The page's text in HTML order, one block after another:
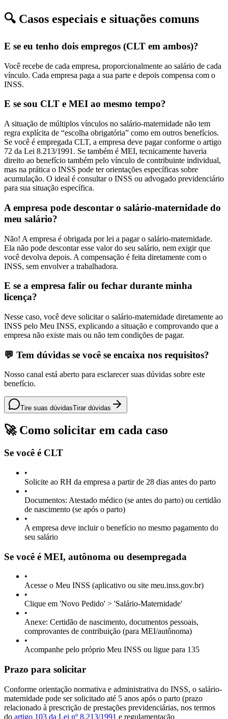
🔍 Casos especiais e situações comuns
E se eu tenho dois empregos (CLT em ambos)?
Você recebe de cada empresa, proporcionalmente ao salário de cada
vínculo. Cada empresa paga a sua parte e depois compensa com o
INSS.
E se sou CLT e MEI ao mesmo tempo?
A situação de múltiplos vínculos no salário-maternidade não tem
regra explícita de “escolha obrigatória” como em outros benefícios.
Se você é empregada CLT, a empresa deve pagar conforme o artigo
72 da Lei 8.213/1991. Se também é MEI, tecnicamente haveria
direito ao benefício também pelo vínculo de contribuinte individual,
mas na prática o INSS pode ter orientações específicas sobre
acumulação. O ideal é consultar o INSS ou advogado previdenciário
para sua situação específica.
A empresa pode descontar o salário-maternidade do
meu salário?
Não! A empresa é obrigada por lei a pagar o salário-maternidade.
Ela não pode descontar esse valor do seu salário, nem exigir que
você devolva depois. A compensação é feita diretamente com o
INSS, sem envolver a trabalhadora.
E se a empresa falir ou fechar durante minha
licença?
Nesse caso, você deve solicitar o salário-maternidade diretamente ao
INSS pelo Meu INSS, explicando a situação e comprovando que a
empresa não existe mais ou não tem condições de pagar.
💬 Tem dúvidas se você se encaixa nos requisitos?
Nosso canal está aberto para esclarecer suas dúvidas sobre este
benefício.
Tire suas dúvidasTirar dúvidas
🚀 Como solicitar em cada caso
Se você é CLT
•
Solicite ao RH da empresa a partir de 28 dias antes do parto
•
Documentos: Atestado médico (se antes do parto) ou certidão
de nascimento (se após o parto)
•
A empresa deve incluir o benefício no mesmo pagamento do
seu salário
Se você é MEI, autônoma ou desempregada
•
Acesse o Meu INSS (aplicativo ou site meu.inss.gov.br)
•
Clique em 'Novo Pedido' > 'Salário-Maternidade'
•
Anexe: Certidão de nascimento, documentos pessoais,
comprovantes de contribuição (para MEI/autônoma)
•
Acompanhe pelo próprio Meu INSS ou ligue para 135
Prazo para solicitar
Conforme orientação normativa e administrativa do INSS, o salário-
maternidade pode ser solicitado até 5 anos após o parto (prazo
relacionado à prescrição de prestações previdenciárias, nos termos
do artigo 103 da Lei nº 8.213/1991 e regulamentação